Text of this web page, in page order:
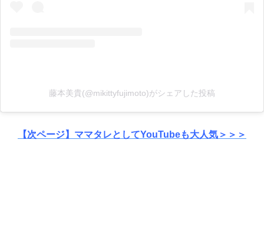
藤本美貴(@mikittyfujimoto)がシェアした投稿
【次ページ】ママタレとしてYouTubeも大人気＞＞＞